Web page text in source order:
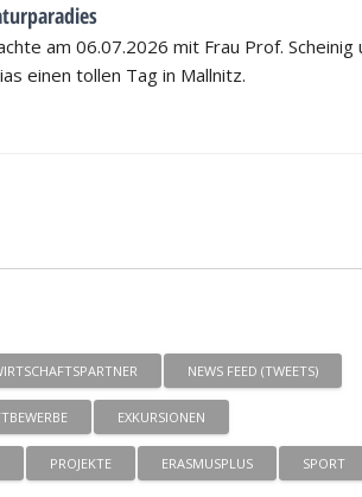
am 06.07.2026 mit Frau Prof. Scheinig
einen tollen Tag in Mallnitz.
NEWS FEED (TWEETS)
EXKURSIONEN
PROJEKTE ERASMUSPLUS SPORT